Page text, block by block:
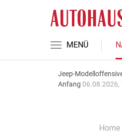
MENÜ
Jeep-
Anfang 06.08.2026,
Home